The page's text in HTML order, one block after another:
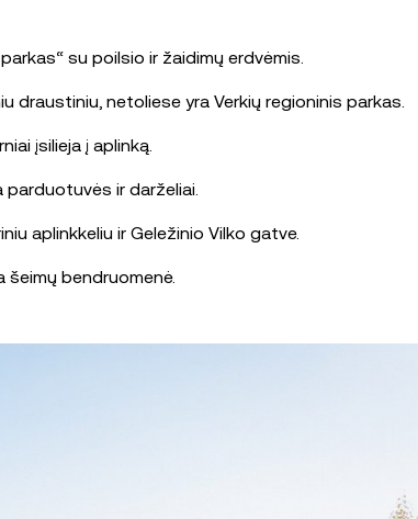
su poilsio ir žaidimų erdvėmis.
draustiniu, netoliese yra Verkių regioninis parkas.
įsilieja į aplinką.
ir darželiai.
aplinkkeliu ir Geležinio Vilko gatve.
bendruomenė.